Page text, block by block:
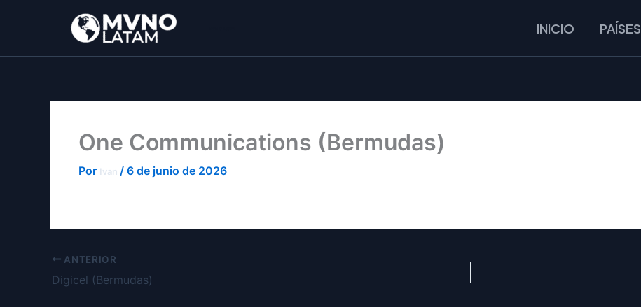
INICIO PAÍSES
One Communications (Bermudas)
Por Ivan / 6 de junio de 2026
ANTERIOR
Digicel (Bermudas)